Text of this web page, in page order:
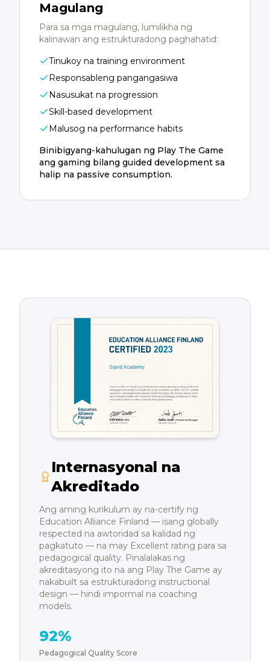
Magulang
Para sa mga magulang, lumilikha ng
kalinawan ang estrukturadong paghahatid:
Tinukoy na training environment
Responsableng pangangasiwa
Nasusukat na progression
Skill-based development
Malusog na performance habits
Binibigyang-kahulugan ng Play The Game
ang gaming bilang guided development sa
halip na passive consumption.
Internasyonal na
Akreditado
Ang aming kurikulum ay na-certify ng
Education Alliance Finland — isang globally
respected na awtoridad sa kalidad ng
pagkatuto — na may Excellent rating para sa
pedagogical quality. Pinalalakas ng
akreditasyong ito na ang Play The Game ay
nakabuilt sa estrukturadong instructional
design — hindi impormal na coaching
models.
92%
Pedagogical Quality Score